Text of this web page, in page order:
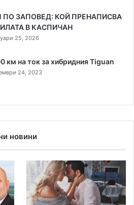
ПО ЗАПОВЕД: КОЙ ПРЕНАПИСВА
В КАСПИЧАН
25, 2026
км на ток за хибридния Tiguan
24, 2023
новини